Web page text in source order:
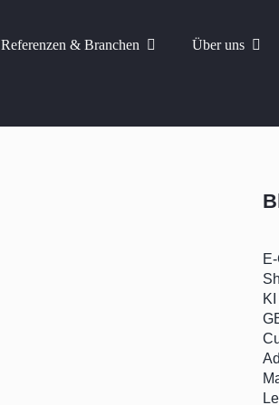
Referenzen & Branchen Über uns
KI